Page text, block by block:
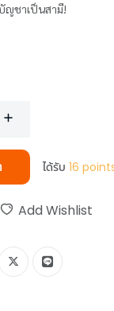
ชาเป็นสามี!
ได้รับ 16
Add Wishlist